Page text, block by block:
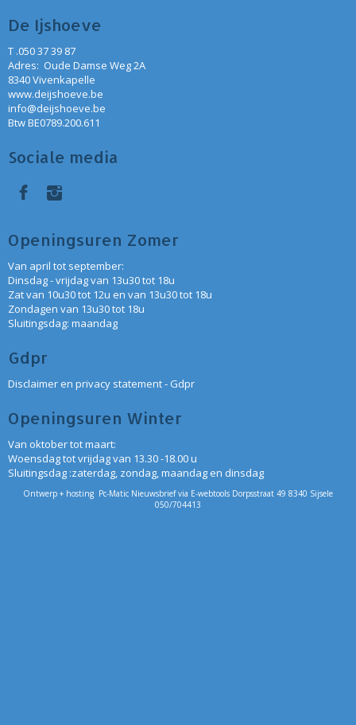
De Ijshoeve
T .050 37 39 87
Adres: Oude Damse Weg 2A
8340 Vivenkapelle
www.deijshoeve.be
info@deijshoeve.be
Btw BE0789.200.611
Sociale media
Openingsuren Zomer
Van april tot september:
Dinsdag - vrijdag van 13u30 tot 18u
Zat van 10u30 tot 12u en van 13u30 tot 18u
Zondagen van 13u30 tot 18u
Sluitingsdag: maandag
Gdpr
Disclaimer en privacy statement - Gdpr
Openingsuren Winter
Van oktober tot maart:
Woensdag tot vrijdag van 13.30 -18.00 u
Sluitingsdag :zaterdag, zondag, maandag en dinsdag
Ontwerp + hosting Pc-Matic Nieuwsbrief via E-webtools Dorpsstraat 49 8340 Sijsele
050/704413